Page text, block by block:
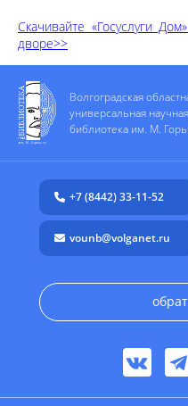
Скачивайте «Госуслуги
дворе>>
Волгоградская
универсальная научная
библиотека им. М.
+7 (8442) 33-11-52
vounb@volganet.ru